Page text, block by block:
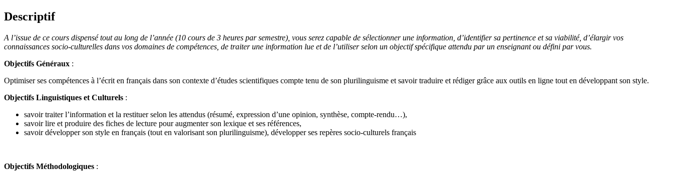
Descriptif
A l’issue de ce cours dispensé tout au long de l’année (10 cours de 3 heures par semestre), vous serez capable de sélectionner une information, d’identifier sa pertinence et sa viabilité, d’élargir vos
connaissances socio-culturelles dans vos domaines de compétences, de traiter une information lue et de l’utiliser selon un objectif spécifique attendu par un enseignant ou défini par vous.
Objectifs Généraux :
Optimiser ses compétences à l’écrit en français dans son contexte d’études scientifiques compte tenu de son plurilinguisme et savoir traduire et rédiger grâce aux outils en ligne tout en développant son style.
Objectifs Linguistiques et Culturels :
savoir traiter l’information et la restituer selon les attendus (résumé, expression d’une opinion, synthèse, compte-rendu…),
savoir lire et produire des fiches de lecture pour augmenter son lexique et ses références,
savoir développer son style en français (tout en valorisant son plurilinguisme), développer ses repères socio-culturels français
Objectifs Méthodologiques :